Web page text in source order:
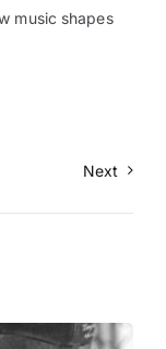
music shapes
Next